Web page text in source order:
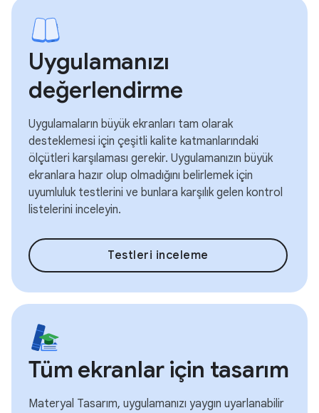
Uygulamanızı
değerlendirme
Uygulamaların büyük ekranları tam olarak
desteklemesi için çeşitli kalite katmanlarındaki
ölçütleri karşılaması gerekir. Uygulamanızın büyük
ekranlara hazır olup olmadığını belirlemek için
uyumluluk testlerini ve bunlara karşılık gelen kontrol
listelerini inceleyin.
Testleri inceleme
Tüm ekranlar için tasarım
Materyal Tasarım, uygulamanızı yaygın uyarlanabilir